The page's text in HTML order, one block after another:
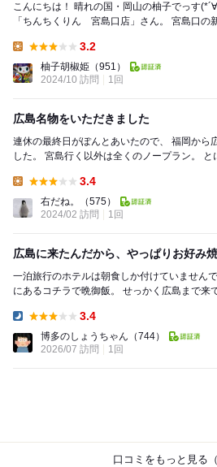
こんにちは！ 晴れの国・岡山の柚子でっす(*´∀｀*) 観光客モードですよ♪
「ちんちくりん 宮島口店」さん。 宮島口の新しい建物の2階にお店はあ
3.2
柚子胡椒姫 （951）
2024/10 訪問
1回
広島名物をいただきました
連休の最終日がぽんとあいたので、 福岡から広島まで車で日帰りで来ま
した。 宮島行く以外は全くのノープラン。 とにかく午前中には宮島に行
3.4
右だね。
（575）
2024/02 訪問
1回
広島に来たんだから、やっぱりお好み
一泊旅行のホテルは朝食しか付けていません
にあるコチラで晩御飯。 せっかく広島まで来てるんだから、お好み焼き
3.4
博多のしょうちゃん （744）
2026/07 訪問
1回
口コミをもっと見る（